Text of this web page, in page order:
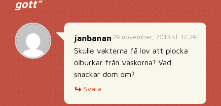
gott”
29 november, 2013 kl. 12:24
janbanan
Skulle vakterna få lov att plocka
ölburkar från väskorna? Vad
snackar dom om?
Svara